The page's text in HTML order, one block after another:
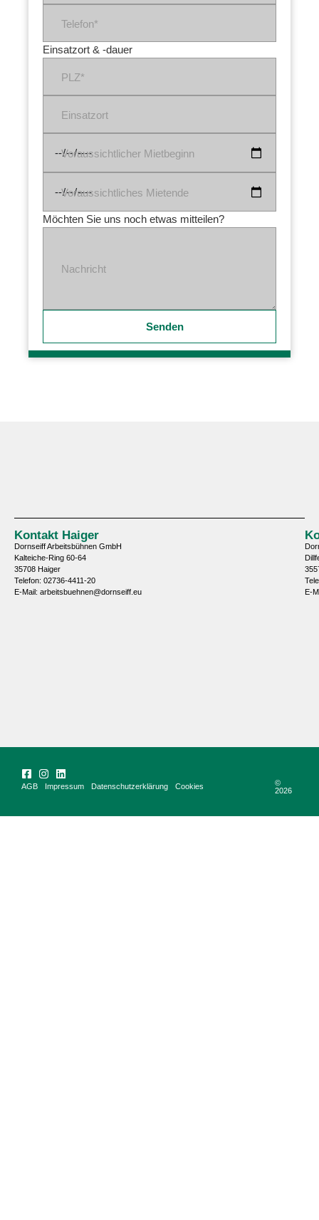
Telefon*
Einsatzort & -dauer
PLZ*
Einsatzort
Voraussichtlicher Mietbeginn
Voraussichtliches Mietende
Möchten Sie uns noch etwas mitteilen?
Nachricht
Senden
Kontakt Haiger
Dornseiff Arbeitsbühnen GmbH
Kalteiche-Ring 60-64
35708 Haiger
Telefon: 02736-4411-20
E-Mail: arbeitsbuehnen@dornseiff.eu
E-
©
2026
AGB Impressum Datenschutzerklärung Cookies